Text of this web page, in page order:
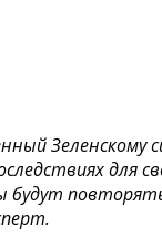
Зеленскому
для
будут